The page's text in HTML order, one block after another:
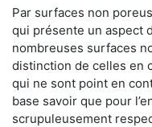
Par surfaces non
qui présente un aspect
nombreuses surfaces
distinction de celles en
qui ne sont point en
base savoir que pour
scrupuleusement